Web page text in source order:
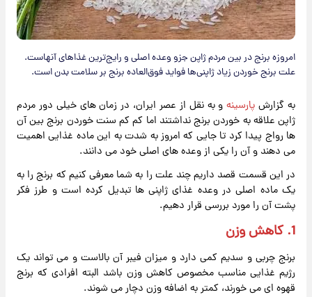
امروزه برنج در بین مردم ژاپن جزو وعده اصلی و رایج‌ترین غذاهای آنهاست.
علت برنج خوردن زیاد ژاپنی‌ها فواید فوق‌العاده برنج بر سلامت بدن است.
به گزارش پارسینهو به نقل از عصر ایران، در زمان های خیلی دور مردم
ژاپن علاقه به خوردن برنج نداشتند اما کم کم سنت خوردن برنج بین آن
ها رواج پیدا کرد تا جایی که امروز به شدت به این ماده غذایی اهمیت
می دهند و آن را یکی از وعده های اصلی خود می دانند.
در این قسمت قصد داریم چند علت را به شما معرفی کنیم که برنج را به
یک ماده اصلی در وعده غذای ژاپنی ها تبدیل کرده است و طرز فکر
پشت آن را مورد بررسی قرار دهیم.
1. کاهش وزن
برنج چربی و سدیم کمی دارد و میزان فیبر آن بالاست و می تواند یک
رژیم غذایی مناسب مخصوص کاهش وزن باشد البته افرادی که برنج
قهوه ای می خورند، کمتر به اضافه وزن دچار می شوند.